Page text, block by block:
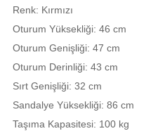
Renk: Kırmızı
Oturum Yüksekliği: 46 cm
Oturum Genişliği: 47 cm
Oturum Derinliği: 43 cm
Sırt Genişliği: 32 cm
Sandalye Yüksekliği: 86 cm
Taşıma Kapasitesi: 100 kg